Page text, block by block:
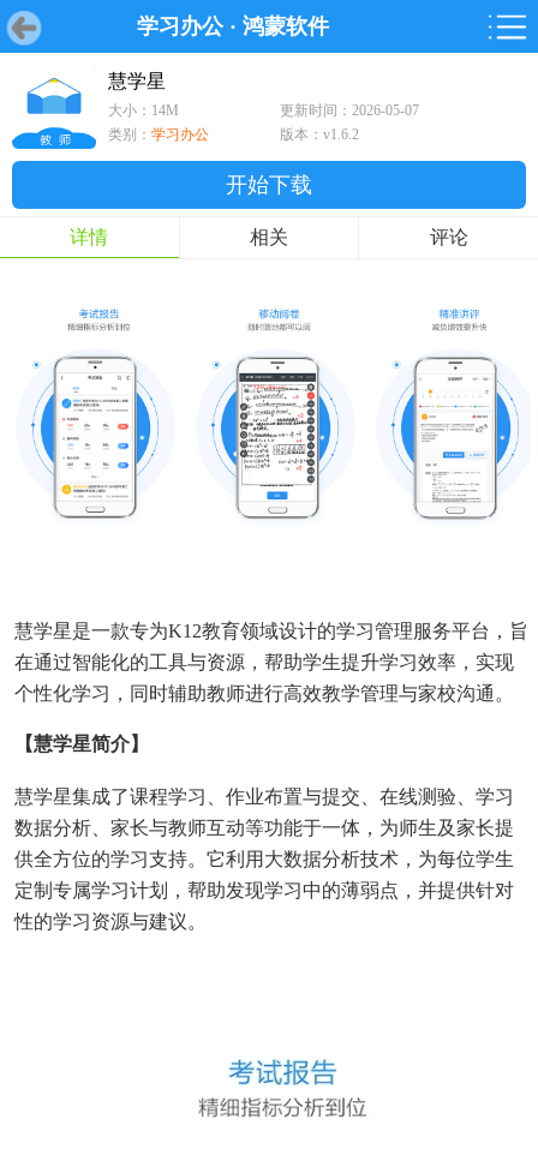
学习办公· 鸿蒙软件
首页 游戏
游戏 软件 鸿蒙
游戏 软件
慧学星
大小：14M
更新时间：2026-05-07
类别： 学习办公 版本：v1.6.2
开始下载
详情 相关 评论
慧学星是一款专为K12教育领域设计的学习管理服务平台，旨
在通过智能化的工具与资源，帮助学生提升学习效率，实现
个性化学习，同时辅助教师进行高效教学管理与家校沟通。
【慧学星简介】
慧学星集成了课程学习、作业布置与提交、在线测验、学习
数据分析、家长与教师互动等功能于一体，为师生及家长提
供全方位的学习支持。它利用大数据分析技术，为每位学生
定制专属学习计划，帮助发现学习中的薄弱点，并提供针对
性的学习资源与建议。